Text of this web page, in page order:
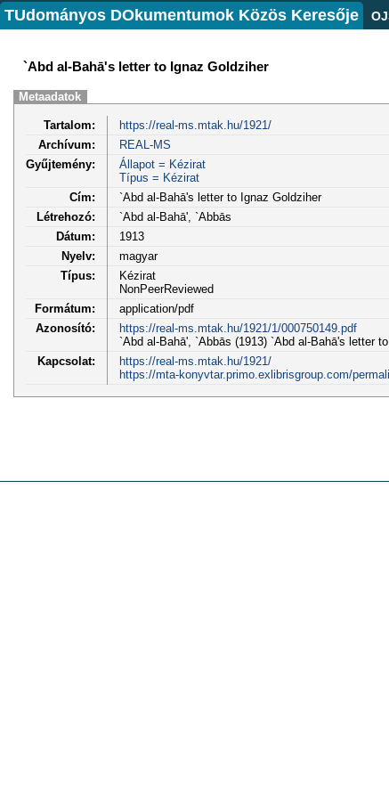
TUdományos DOkumentumok Közös Keresője
`Abd al-Bahā's letter to Ignaz Goldziher
Metaadatok
Tartalom:
https://real-ms.mtak.hu/1921/
Archívum:
REAL-MS
Gyűjtemény:
Állapot = Kézirat
Típus = Kézirat
Cím:
`Abd al-Bahā's letter to Ignaz Goldziher
Létrehozó:
`Abd al-Bahā', `Abbās
Dátum:
1913
Nyelv:
magyar
Típus:
Kézirat
NonPeerReviewed
Formátum:
application/pdf
Azonosító:
https://real-ms.mtak.hu/1921/1/000750149.pdf
`Abd al-Bahā', `Abbās (1913) `Abd al-Bahā's letter
Kapcsolat:
https://real-ms.mtak.hu/1921/
https://mta-konyvtar.primo.exlibrisgroup.com/